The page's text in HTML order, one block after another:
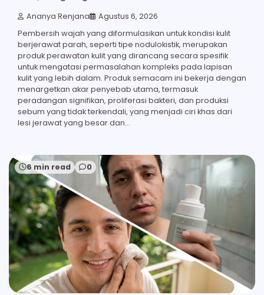
Ananya Renjana Agustus 6, 2026
Pembersih wajah yang diformulasikan untuk kondisi kulit
berjerawat parah, seperti tipe nodulokistik, merupakan
produk perawatan kulit yang dirancang secara spesifik
untuk mengatasi permasalahan kompleks pada lapisan
kulit yang lebih dalam. Produk semacam ini bekerja dengan
menargetkan akar penyebab utama, termasuk
peradangan signifikan, proliferasi bakteri, dan produksi
sebum yang tidak terkendali, yang menjadi ciri khas dari
lesi jerawat yang besar dan…
6 min read 0